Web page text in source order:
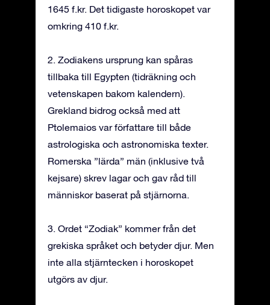
1645 f.kr. Det tidigaste horoskopet var
omkring 410 f.kr.
2. Zodiakens ursprung kan spåras
tillbaka till Egypten (tidräkning och
vetenskapen bakom kalendern).
Grekland bidrog också med att
Ptolemaios var författare till både
astrologiska och astronomiska texter.
Romerska ”lärda” män (inklusive två
kejsare) skrev lagar och gav råd till
människor baserat på stjärnorna.
3. Ordet “Zodiak” kommer från det
grekiska språket och betyder djur. Men
inte alla stjärntecken i horoskopet
utgörs av djur.